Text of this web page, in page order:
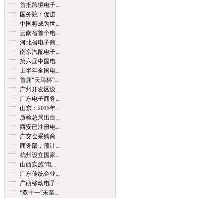
首批跨境电子...
国务院：促进...
中国将成为世...
云南省首个电...
河北省电子商...
南京汽配电子...
第六届中国电...
上半年全国电...
首届“天马杯”...
广州开发区设...
广东电子商务...
山东：2015年...
质检总局出台...
西安已注册电...
广交会采购商...
商务部：预计...
杭州设立国家...
山西实施“电...
广东传统企业...
广西移动电子...
“双十一”未至...